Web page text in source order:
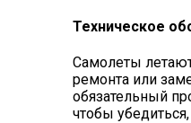
Техническое
Самолеты
ремонта или
обязательный
чтобы